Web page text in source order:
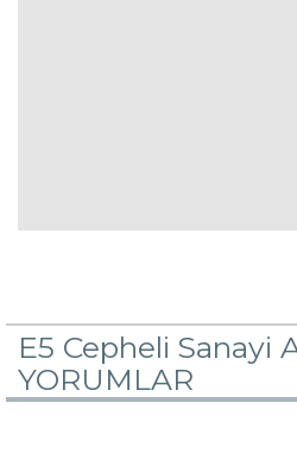
E5 Cepheli Sanayi
YORUMLAR